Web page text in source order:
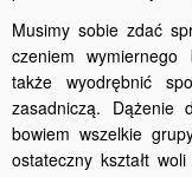
Musimy sobie zdać
czeniem wymiernego
także wyodrębnić
zasadniczą. Dążenie
bowiem wszelkie
ostateczny kształt